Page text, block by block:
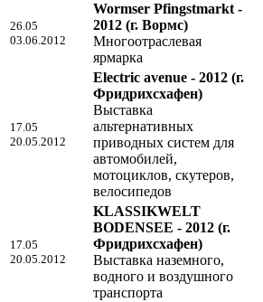
26.05
03.06.2012
Wormser Pfingstmarkt -
2012 (г. Вормс)
Многоотраслевая
ярмарка
17.05
20.05.2012
Electric avenue - 2012 (г.
Фридрихсхафен)
Выставка
альтернативных
приводных систем для
автомобилей,
мотоциклов, скутеров,
велосипедов
17.05
20.05.2012
KLASSIKWELT
BODENSEE - 2012 (г.
Фридрихсхафен)
Выставка наземного,
водного и воздушного
транспорта